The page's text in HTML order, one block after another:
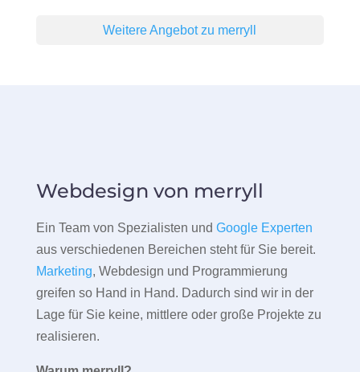
Weitere Angebot zu merryll
Webdesign von merryll
Ein Team von Spezialisten und Google Experten
aus verschiedenen Bereichen steht für Sie bereit.
Marketing, Webdesign und Programmierung
greifen so Hand in Hand. Dadurch sind wir in der
Lage für Sie keine, mittlere oder große Projekte zu
realisieren.